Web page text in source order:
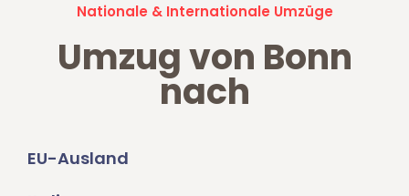
Nationale & Internationale Umzüge
Umzug von Bonn
nach
EU-Ausland